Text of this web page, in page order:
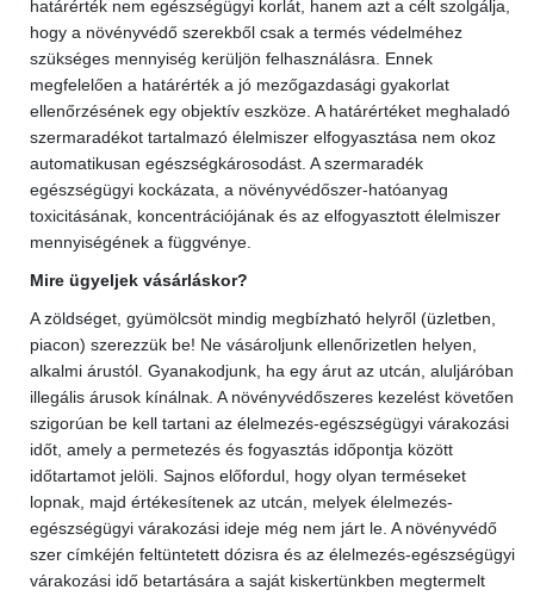
határérték nem egészségügyi korlát, hanem azt a célt szolgálja,
hogy a növényvédő szerekből csak a termés védelméhez
szükséges mennyiség kerüljön felhasználásra. Ennek
megfelelően a határérték a jó mezőgazdasági gyakorlat
ellenőrzésének egy objektív eszköze. A határértéket meghaladó
szermaradékot tartalmazó élelmiszer elfogyasztása nem okoz
automatikusan egészségkárosodást. A szermaradék
egészségügyi kockázata, a növényvédőszer-hatóanyag
toxicitásának, koncentrációjának és az elfogyasztott élelmiszer
mennyiségének a függvénye.
Mire ügyeljek vásárláskor?
A zöldséget, gyümölcsöt mindig megbízható helyről (üzletben,
piacon) szerezzük be! Ne vásároljunk ellenőrizetlen helyen,
alkalmi árustól. Gyanakodjunk, ha egy árut az utcán, aluljáróban
illegális árusok kínálnak. A növényvédőszeres kezelést követően
szigorúan be kell tartani az élelmezés-egészségügyi várakozási
időt, amely a permetezés és fogyasztás időpontja között
időtartamot jelöli. Sajnos előfordul, hogy olyan terméseket
lopnak, majd értékesítenek az utcán, melyek élelmezés-
egészségügyi várakozási ideje még nem járt le. A növényvédő
szer címkéjén feltüntetett dózisra és az élelmezés-egészségügyi
várakozási idő betartására a saját kiskertünkben megtermelt